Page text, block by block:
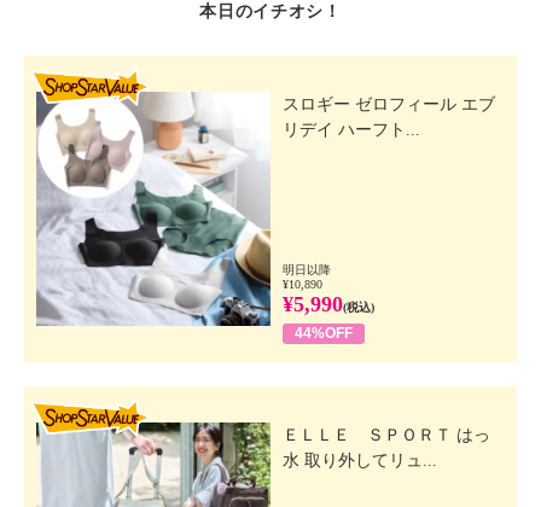
本日のイチオシ！
スロギー ゼロフィール エブ
リデイ ハーフト...
明日以降
¥10,890
¥5,990(税込)
44%OFF
ＥＬＬＥ ＳＰＯＲＴ はっ
水 取り外してリュ...